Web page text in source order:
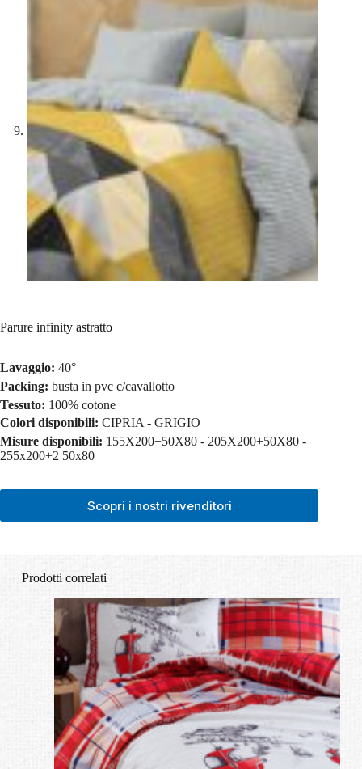
Parure infinity astratto
Lavaggio: 40°
Packing: busta in pvc c/cavallotto
Tessuto: 100% cotone
Colori disponibili: CIPRIA - GRIGIO
Misure disponibili: 155X200+50X80 - 205X200+50X80 -
255x200+2 50x80
Scopri i nostri rivenditori
Prodotti correlati